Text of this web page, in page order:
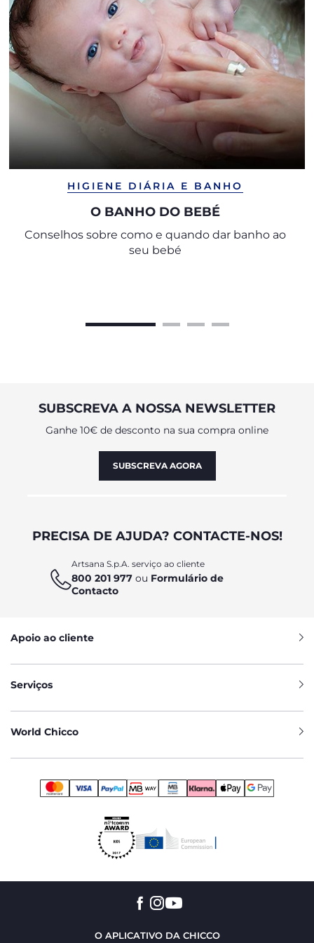
HIGIENE DIÁRIA E BANHO
O BANHO DO BEBÉ
Conselhos sobre como e quando dar banho ao
seu bebé
SUBSCREVA A NOSSA NEWSLETTER
Ganhe 10€ de desconto na sua compra online
SUBSCREVA AGORA
PRECISA DE AJUDA? CONTACTE-NOS!
Artsana S.p.A. serviço ao cliente
800 201 977 ou Formulário de
Contacto
Apoio ao cliente
Serviços
World Chicco
O APLICATIVO DA CHICCO